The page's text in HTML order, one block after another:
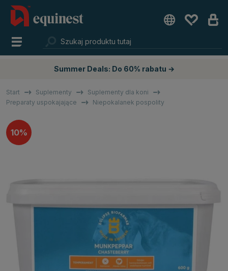
Summer Deals: Do 60% rabatu →
Start Suplementy
Suplementy dla koni
Preparaty uspokajające
Niepokalanek pospolity
10%